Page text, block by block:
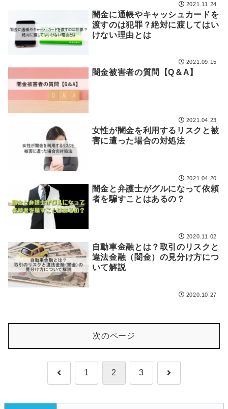
2021.11.24
闇金に通帳やキャッシュカードを
渡すのは犯罪？絶対に渡してはい
けない理由とは
2021.09.15
闇金被害者の質問【Q＆A】
2021.04.23
女性が闇金を利用するリスクと被
害に遭った場合の対処法
2021.04.20
闇金と弁護士がグルになって依頼
者を騙すことはあるの？
2020.11.02
自動車金融とは？取引のリスクと
違法金融（闇金）の見分け方につ
いて解説
2020.10.27
次のページ
前 1 2 3 次